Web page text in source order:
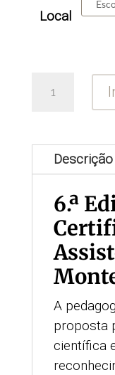
Local
Assistente
Montessori
Descrição
6.ª
A
proposta
científica